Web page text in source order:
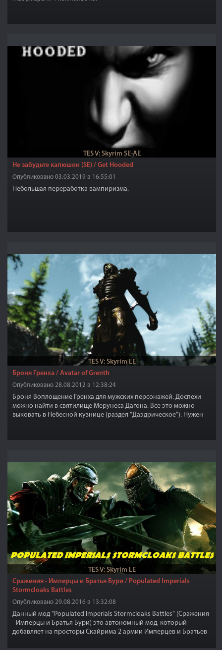
TES V: Skyrim SE-AE
Не забудьте капюшон (SE) / Get Hooded
Опубликовано 03.03.2019 в 16:55:01
Небольшая переработка вампиризма.
TES V: Skyrim LE
Броня Гренха / Avatar of Grenth
Опубликовано 28.08.2012 в 12:38:24
Броня Воплощение Гренха для мужских персонажей. Доспехи
можно найти в святилище Мерунеса Дагона. Все это можно
выковать в Небесной кузнице (раздел "Даэдрическое"). Нужен
TES V: Skyrim LE
Сражения - Имперцы и Братья Бури / Populated Imperials
Stormcloaks Battles
Опубликовано 29.08.2016 в 13:32:08
Данный мод "Populated Imperials Stormcloaks Battles" (Сражения
- Имперцы и Братья Бури) это автономный мод, который
добавляет на просторы Скайрима 2 армии Имперцев и Братьев